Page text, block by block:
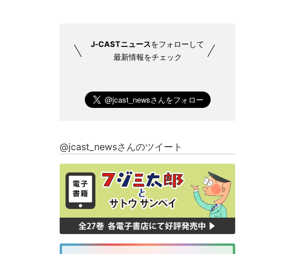
J-CASTニュースをフォローして
最新情報をチェック
@jcast_newsさんのツイート